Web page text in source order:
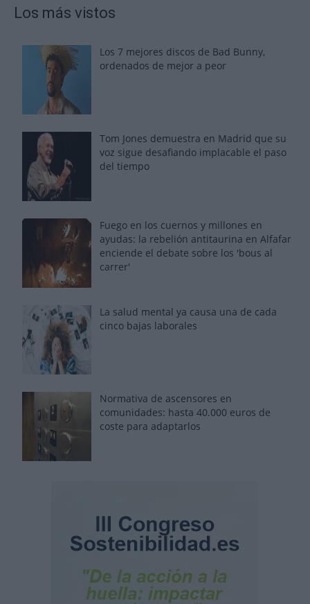
Los más vistos
Los 7 mejores discos de Bad Bunny,
ordenados de mejor a peor
Tom Jones demuestra en Madrid que su
voz sigue desafiando implacable el paso
del tiempo
Fuego en los cuernos y millones en
ayudas: la rebelión antitaurina en Alfafar
enciende el debate sobre los 'bous al
carrer'
La salud mental ya causa una de cada
cinco bajas laborales
Normativa de ascensores en
comunidades: hasta 40.000 euros de
coste para adaptarlos